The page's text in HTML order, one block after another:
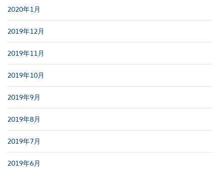
2020年1月
2019年12月
2019年11月
2019年10月
2019年9月
2019年8月
2019年7月
2019年6月